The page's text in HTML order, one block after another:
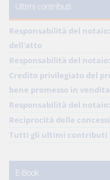
Ultimi contributi
Responsabilità del
dell'atto
Responsabilità del
Credito privilegiato del
bene promesso in vendita
Responsabilità del
Reciprocità delle
Tutti gli ultimi contributi
E-Book